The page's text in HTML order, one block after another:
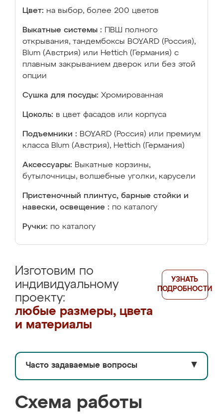
Цвет: на выбор, более 200 цветов
Выкатные системы :
ПВШ полного
открывания, тандембоксы BOYARD (Россия),
Blum (Австрия) или Hettich (Германия) с
плавным закрыванием дверок или без этой
опции
Сушка для посуды: Хромированная
Цоколь: в цвет фасадов или корпуса
Подъемники : BOYARD (Россия) или премиум
класса Blum (Австрия), Hettich (Германия)
Аксессуары: Выкатные корзины,
бутылочницы, волшебные уголки, карусели
Пристеночный плинтус, барные стойки и
навески, освещение : по каталогу
Ручки: по каталогу
Изготовим по
индивидуальному
проекту:
любые размеры, цвета
и материалы
УЗНАТЬ
ПОДРОБНОСТИ
Часто задаваемые вопросы ▼
Схема работы